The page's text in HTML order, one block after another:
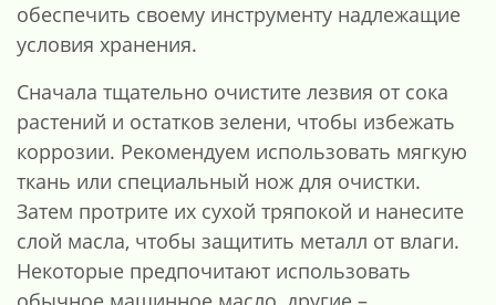
обеспечить своему инструменту надлежащие
условия хранения.
Сначала тщательно очистите лезвия от сока
растений и остатков зелени, чтобы избежать
коррозии. Рекомендуем использовать мягкую
ткань или специальный нож для очистки.
Затем протрите их сухой тряпокой и нанесите
слой масла, чтобы защитить металл от влаги.
Некоторые предпочитают использовать